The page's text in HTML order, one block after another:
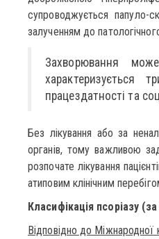
супроводжується папуло-
залученням до
Захворювання
працездатності та
Без лікування або за
органів, тому важливою
розпочате лікування
атиповим клінічним
Класифікація псоріазу
Відповідно до